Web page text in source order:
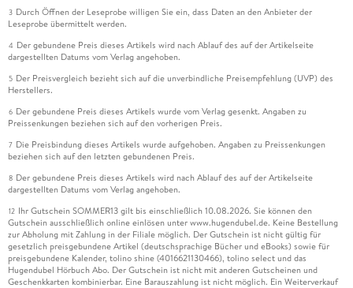
3 Durch Öffnen der Leseprobe willigen Sie ein, dass Daten an den Anbieter der
Leseprobe übermittelt werden.
4 Der gebundene Preis dieses Artikels wird nach Ablauf des auf der Artikelseite
dargestellten Datums vom Verlag angehoben.
5 Der Preisvergleich bezieht sich auf die unverbindliche Preisempfehlung (UVP) des
Herstellers.
6 Der gebundene Preis dieses Artikels wurde vom Verlag gesenkt. Angaben zu
Preissenkungen beziehen sich auf den vorherigen Preis.
7 Die Preisbindung dieses Artikels wurde aufgehoben. Angaben zu Preissenkungen
beziehen sich auf den letzten gebundenen Preis.
8 Der gebundene Preis dieses Artikels wird nach Ablauf des auf der Artikelseite
dargestellten Datums vom Verlag angehoben.
12 Ihr Gutschein SOMMER13 gilt bis einschließlich 10.08.2026. Sie können den
Gutschein ausschließlich online einlösen unter www.hugendubel.de. Keine Bestellung
zur Abholung mit Zahlung in der Filiale möglich. Der Gutschein ist nicht gültig für
gesetzlich preisgebundene Artikel (deutschsprachige Bücher und eBooks) sowie für
preisgebundene Kalender, tolino shine (4016621130466), tolino select und das
Hugendubel Hörbuch Abo. Der Gutschein ist nicht mit anderen Gutscheinen und
Geschenkkarten kombinierbar. Eine Barauszahlung ist nicht möglich. Ein Weiterverkauf